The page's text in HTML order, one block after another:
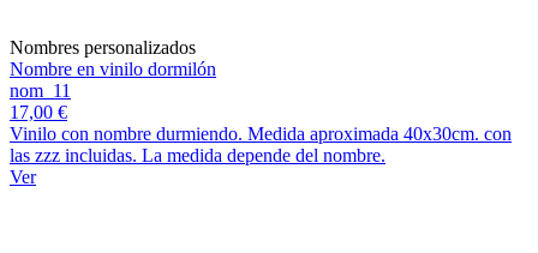
Nombres personalizados
Nombre en vinilo dormilón
nom_11
17,00 €
Vinilo con nombre durmiendo. Medida aproximada 40x30cm. con
las zzz incluidas. La medida depende del nombre.
Ver